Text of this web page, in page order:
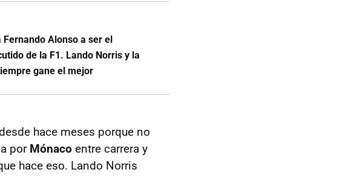
Alonso a ser el
de la F1. Lando Norris y la
gane el mejor
hace meses porque no
por Mónaco entre carrera y
hace eso. Lando Norris